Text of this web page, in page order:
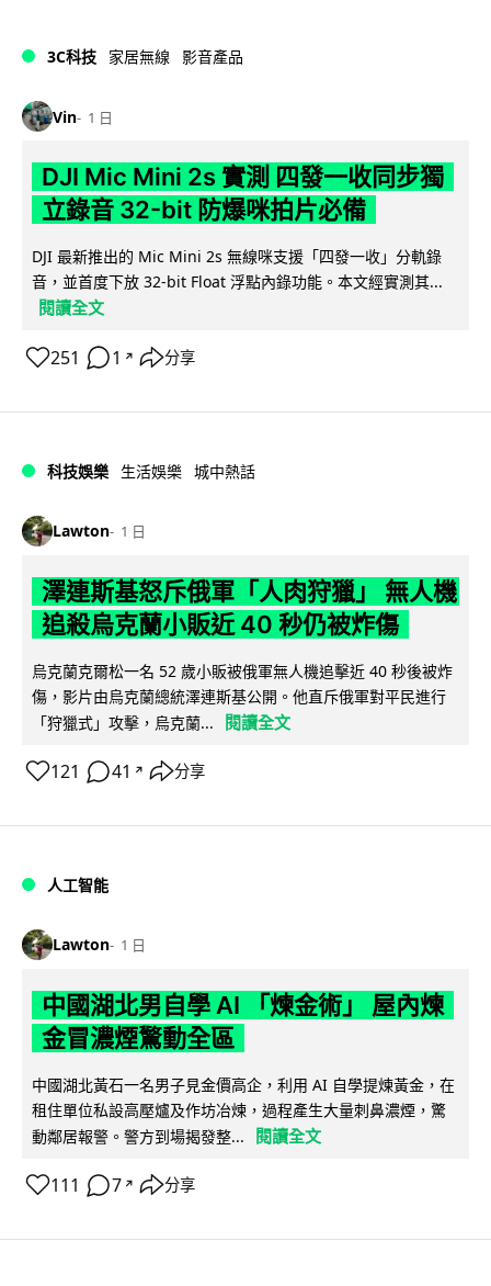
3C科技 家居無線 影音產品
Vin 1 日
DJI Mic Mini 2s 實測 四發一收同步獨
立錄音 32-bit 防爆咪拍片必備
DJI 最新推出的 Mic Mini 2s 無線咪支援「四發一收」分軌錄
音，並首度下放 32-bit Float 浮點內錄功能。本文經實測其...
閱讀全文
251 1 ↗ 分享
科技娛樂 生活娛樂 城中熱話
Lawton 1 日
澤連斯基怒斥俄軍「人肉狩獵」 無人機
追殺烏克蘭小販近 40 秒仍被炸傷
烏克蘭克爾松一名 52 歲小販被俄軍無人機追擊近 40 秒後被炸
傷，影片由烏克蘭總統澤連斯基公開。他直斥俄軍對平民進行
「狩獵式」攻擊，烏克蘭...
閱讀全文
121 41 ↗ 分享
人工智能
Lawton 1 日
中國湖北男自學 AI 「煉金術」 屋內煉
金冒濃煙驚動全區
中國湖北黃石一名男子見金價高企，利用 AI 自學提煉黃金，在
租住單位私設高壓爐及作坊冶煉，過程產生大量刺鼻濃煙，驚
動鄰居報警。警方到場揭發整...
閱讀全文
111 7 ↗ 分享